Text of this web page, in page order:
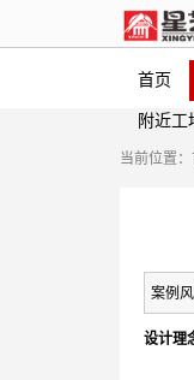
首页
附近工
当前位置：
案例
设计理